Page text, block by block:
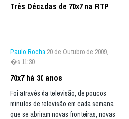
Três Décadas de 70x7 na RTP
Paulo Rocha 20 de Outubro de 2009,
�s 11:30
70x7 há 30 anos
Foi através da televisão, de poucos
minutos de televisão em cada semana
que se abriram novas fronteiras, novas